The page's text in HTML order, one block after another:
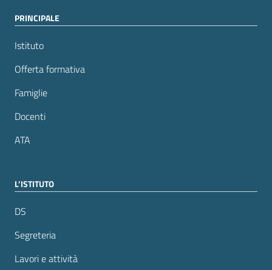
PRINCIPALE
Istituto
Offerta formativa
Famiglie
Docenti
ATA
L’ISTITUTO
DS
Segreteria
Lavori e attività